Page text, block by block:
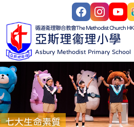
循道衞理聯合教會The Methodist Church HK
亞斯理衞理小學
Asbury Methodist Primary School
七大生命素質